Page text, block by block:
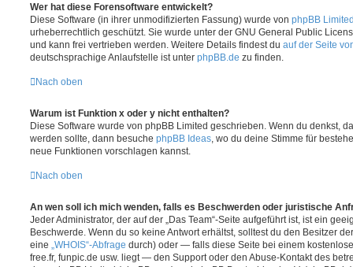
Wer hat diese Forensoftware entwickelt?
Diese Software (in ihrer unmodifizierten Fassung) wurde von phpBB
urheberrechtlich geschützt. Sie wurde unter der GNU General Public
und kann frei vertrieben werden. Weitere Details findest du auf der Seite
deutschsprachige Anlaufstelle ist unter phpBB.de zu finden.
Nach oben
Warum ist Funktion x oder y nicht enthalten?
Diese Software wurde von phpBB Limited geschrieben. Wenn du denkst,
werden sollte, dann besuche phpBB Ideas , wo du deine Stimme für
neue Funktionen vorschlagen kannst.
Nach oben
An wen soll ich mich wenden, falls es Beschwerden oder juristische
Jeder Administrator, der auf der „Das Team“-Seite aufgeführt ist, ist ein
Beschwerde. Wenn du so keine Antwort erhältst, solltest du den Besitzer
eine „WHOIS“-Abfrage durch) oder — falls diese Seite bei einem
free.fr, funpic.de usw. liegt — den Support oder den Abuse-Kontakt des